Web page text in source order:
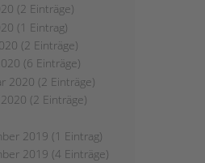
(2 Einträge)
(1 Eintrag)
(2 Einträge)
(6 Einträge)
2020 (2 Einträge)
2020 (2 Einträge)
2019 (1 Eintrag)
2019 (4 Einträge)